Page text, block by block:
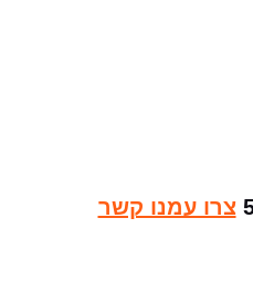
צרו עמנו קשר